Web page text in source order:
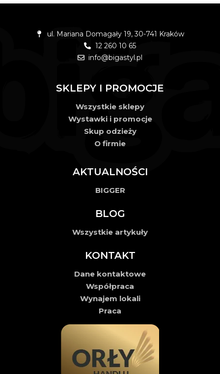
ul. Mariana Domagały 19, 30-741 Kraków
12 260 10 65
info@bigastyl.pl
SKLEPY I PROMOCJE
Wszystkie sklepy
Wystawki i promocje
Skup odzieży
O firmie
AKTUALNOŚCI
BIGGER
BLOG
Wszystkie artykuły
KONTAKT
Dane kontaktowe
Współpraca
Wynajem lokali
Praca